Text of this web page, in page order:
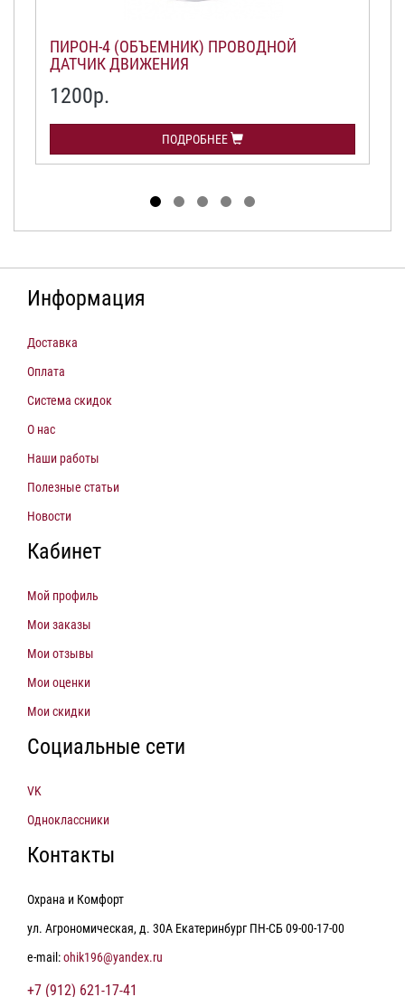
ПИРОН-4 (ОБЪЕМНИК) ПРОВОДНОЙ
ДАТЧИК ДВИЖЕНИЯ
1200р.
ПОДРОБНЕЕ
Информация
Доставка
Оплата
Система скидок
О нас
Наши работы
Полезные статьи
Новости
Кабинет
Мой профиль
Мои заказы
Мои отзывы
Мои оценки
Мои скидки
Социальные сети
VK
Одноклассники
Контакты
Охрана и Комфорт
ул. Агрономическая, д. 30А Екатеринбург ПН-СБ 09-00-17-00
e-mail:ohik196@yandex.ru
+7 (912) 621-17-41